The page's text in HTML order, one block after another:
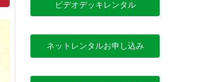
ビデオデッキレンタル
ネットレンタルお申し込み